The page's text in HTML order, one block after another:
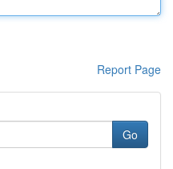
Report Page
Go